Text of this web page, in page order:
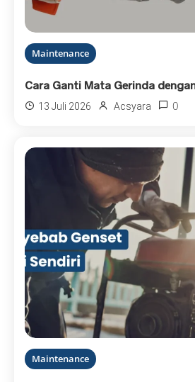
Maintenance
Cara Ganti Mata Gerinda
13 Juli 2026 Acsyara 0
Maintenance